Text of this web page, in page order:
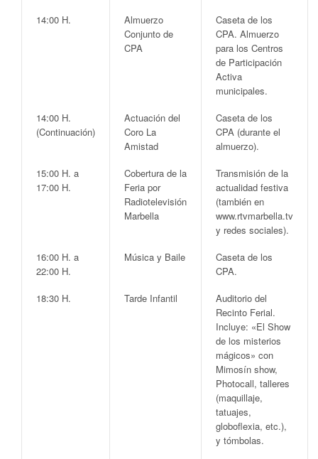
14:00 H.
Almuerzo
Conjunto de
CPA
Caseta de los
CPA. Almuerzo
para los Centros
de Participación
Activa
municipales.
14:00 H.
(Continuación)
Actuación del
Coro La
Amistad
Caseta de los
CPA (durante el
almuerzo).
15:00 H. a
17:00 H.
Cobertura de la
Feria por
Radiotelevisión
Marbella
Transmisión de la
actualidad festiva
(también en
www.rtvmarbella.tv
y redes sociales).
16:00 H. a
22:00 H.
Música y Baile
Caseta de los
CPA.
18:30 H.
Tarde Infantil
Auditorio del
Recinto Ferial.
Incluye: «El Show
de los misterios
mágicos» con
Mimosín show,
Photocall, talleres
(maquillaje,
tatuajes,
globoflexia, etc.),
y tómbolas.